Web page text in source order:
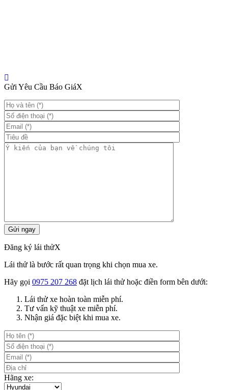
Gửi Yêu Cầu Báo GiáX
Đăng ký lái thửX
Lái thử là bước rất quan trọng khi chọn mua xe.
Hãy gọi 0975 207 268 đặt lịch lái thử hoặc điền form bên dưới:
Lái thử xe hoàn toàn miễn phí.
Tư vấn kỹ thuật xe miễn phí.
Nhận giá đặc biệt khi mua xe.
Hãng xe: